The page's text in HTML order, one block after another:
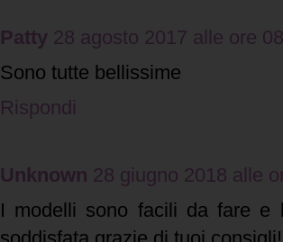
Patty 28 agosto 2017 alle ore
Sono tutte bellissime
Rispondi
Unknown 28 giugno 2018 alle
I modelli sono facili da fare e